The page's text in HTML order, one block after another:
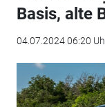
Basis, alte
04.07.2024 06:20